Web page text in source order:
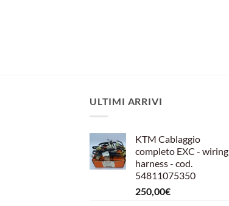
ULTIMI ARRIVI
KTM Cablaggio
completo EXC - wiring
harness - cod.
54811075350
250,00€